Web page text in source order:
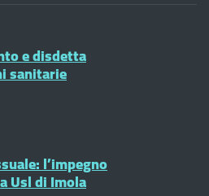
e disdetta
sanitarie
l’impegno
Usl di Imola